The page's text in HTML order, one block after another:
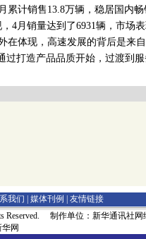
计销售13.8万辆，稳居国内畅
4月销量达到了6931辆，市场表
体现，高速发展的背后是来
过打造产品品质开始，过渡到
我们 媒体刊例
友情链接
Reserved. 制作单位：新华通讯社网
网